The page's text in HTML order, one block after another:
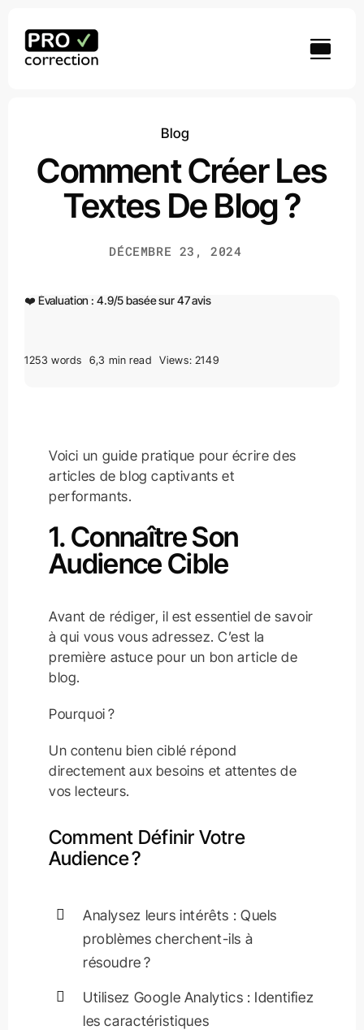
contenu
Blog
Comment Créer Les
Textes De Blog ?
DÉCEMBRE 23, 2024
❤️ Évaluation : 4.9/5basée sur47avis
1253 words 6,3 min read Views: 2149
Voici un guide pratique pour écrire des
articles de blog captivants et
performants.
1. Connaître Son
Audience Cible
Avant de rédiger, il est essentiel de savoir
à qui vous vous adressez. C’est la
première astuce pour un bon article de
blog.
Pourquoi ?
Un contenu bien ciblé répond
directement aux besoins et attentes de
vos lecteurs.
Comment Définir Votre
Audience ?
Analysez leurs intérêts : Quels
problèmes cherchent-ils à
résoudre ?
Utilisez Google Analytics : Identifiez
les caractéristiques